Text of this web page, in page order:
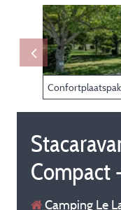
Compact
Camping Le